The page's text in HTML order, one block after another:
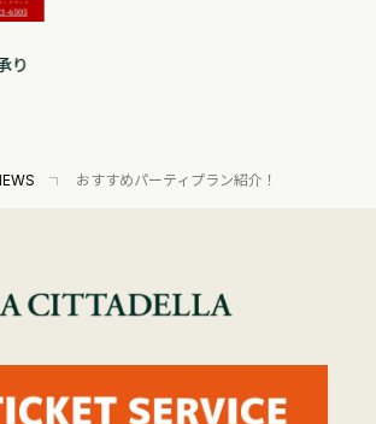
り
おすすめパーティプラン紹介！